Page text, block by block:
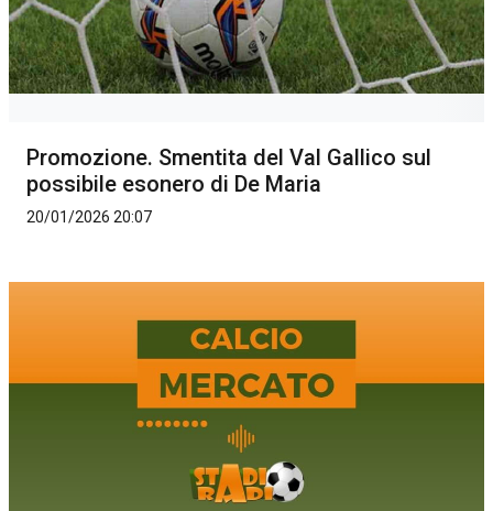
Promozione. Smentita del Val Gallico sul
possibile esonero di De Maria
20/01/2026 20:07